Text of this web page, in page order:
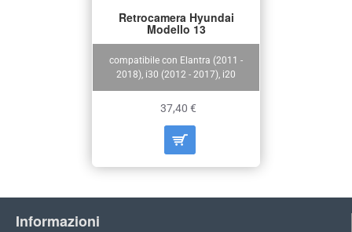
compatibile con Elantra (2011 -
2018), i30 (2012 - 2017), i20
Retrocamera Hyundai
Modello 13
37,40 €
Informazioni